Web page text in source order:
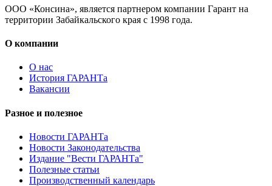
ООО «Консина», является партнером компании Гарант на
территории Забайкальского края с 1998 года.
О компании
О нас
История ГАРАНТа
Вакансии
Разное и полезное
Новости ГАРАНТа
Новости Законодательства
Издание "Вести ГАРАНТа"
Полезные статьи
Производственный календарь